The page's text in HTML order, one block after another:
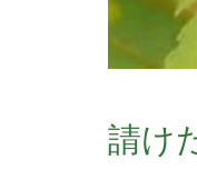
請け